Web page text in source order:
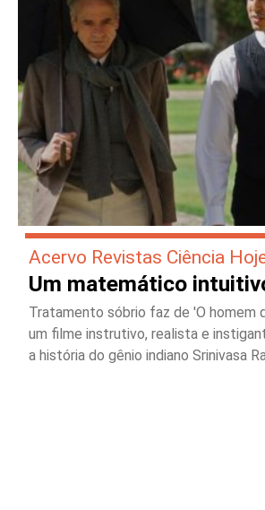
Acervo Revistas Ciência
Um matemático
Tratamento sóbrio faz de 'O homem
um filme instrutivo, realista e
a história do gênio indiano Srinivasa